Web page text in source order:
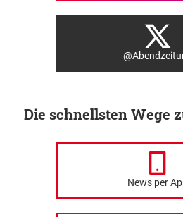
Die schnellsten Wege
News per